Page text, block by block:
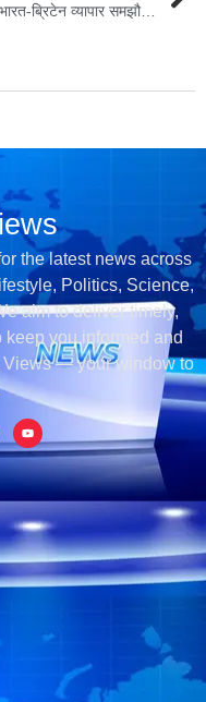
FTA: भारत-ब्रिटेन व्यापार समझौते पर जागरूक करेगी सरकार, 20 दिनों में 1,000 बैठकें, कार्यशालाएं आयोजित करेगी
the latest news across
Politics, Science,
aim to deliver timely,
you informed and
Views — your window to